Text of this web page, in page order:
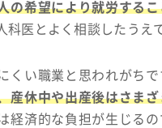
の希望により就労する
科医とよく相談したうえ
くい職業と思われがち
産休中や出産後はさま
経済的な負担が生じる